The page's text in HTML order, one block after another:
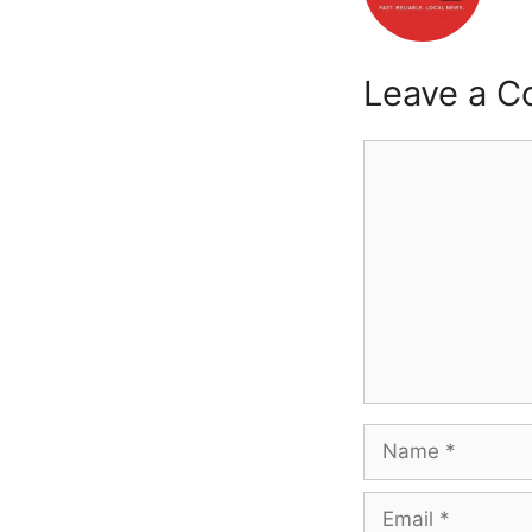
Leave a